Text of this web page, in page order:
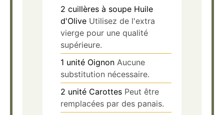
2 cuillères à soupe Huile
d'Olive Utilisez de l'extra
vierge pour une qualité
supérieure.
1 unité Oignon Aucune
substitution nécessaire.
2 unité Carottes Peut être
remplacées par des panais.